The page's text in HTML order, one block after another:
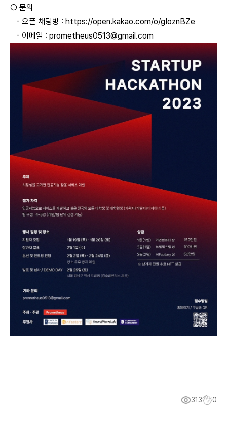
○ 문의
- 오픈 채팅방 : https://open.kakao.com/o/gIoznBZe
- 이메일 : prometheus0513@gmail.com
313 0